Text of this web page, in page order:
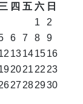
四 五 六 日
1
2
6 7 8
9
13141516
2021 22 23
27 282930